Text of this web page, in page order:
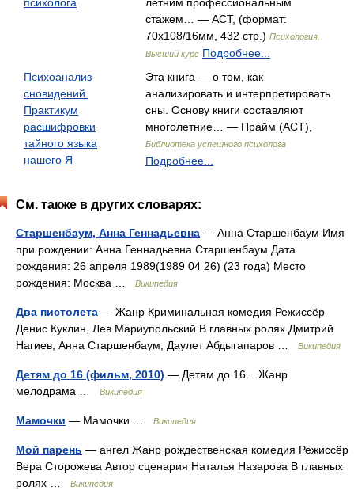
стажем… — АСТ, (формат:
70x108/16мм, 432 стр.) Психология.
Высший курс Подробнее...
Психоанализ
сновидений.
Практикум
расшифровки
тайного языка
нашего Я
Эта книга — о том, как
анализировать и интерпретировать
сны. Основу книги составляют
многолетние… — Прайм (АСТ),
Библиотека успешного психолога
Подробнее...
См. также в других словарях:
Старшенбаум, Анна Геннадьевна — Анна Старшенбаум Имя
при рождении: Анна Геннадьевна Старшенбаум Дата
рождения: 26 апреля 1989(1989 04 26) (23 года) Место
рождения: Москва …
Википедия
Два пистолета — Жанр Криминальная комедия Режиссёр
Денис Куклин, Лев Мариупольский В главных ролях Дмитрий
Нагиев, Анна Старшенбаум, Даулет Абдыгапаров …
Википедия
Детям до 16 (фильм, 2010) — Детям до 16... Жанр
мелодрама …
Википедия
Мамочки — Мамочки … Википедия
Мой парень — ангел Жанр рождественская комедия Режиссёр
Вера Сторожева Автор сценария Наталья Назарова В главных
ролях …
Википедия